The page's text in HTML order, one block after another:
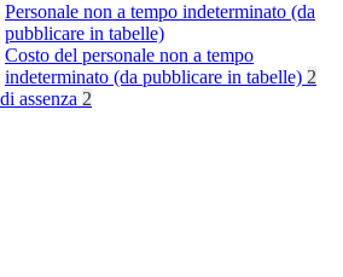
Personale non a tempo indeterminato (da
pubblicare in tabelle)
Costo del personale non a tempo
indeterminato (da pubblicare in tabelle) 2
assenza 2